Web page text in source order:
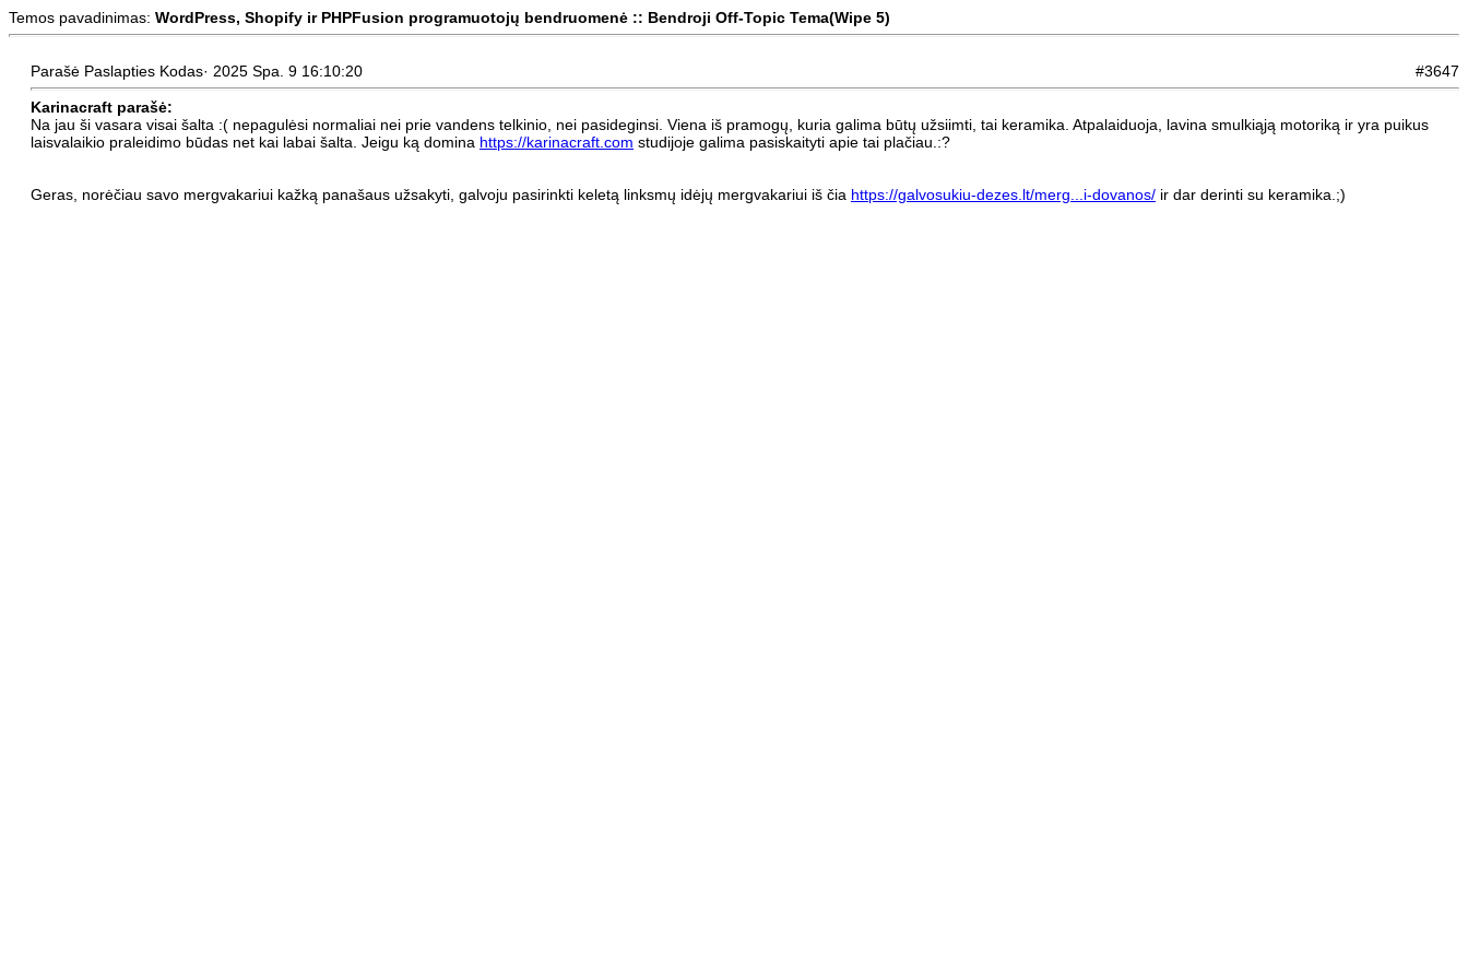
Temos pavadinimas: WordPress, Shopify ir PHPFusion programuotojų bendruomenė :: Bendroji Off-Topic Tema(Wipe 5)
Parašė Paslapties Kodas· 2025 Spa. 9 16:10:20 #3647
Karinacraft parašė:
Na jau ši vasara visai šalta :( nepagulėsi normaliai nei prie vandens telkinio, nei pasideginsi. Viena iš pramogų, kuria galima būtų užsiimti, tai keramika. Atpalaiduoja, lavina smulkiąją motoriką ir yra puikus
laisvalaikio praleidimo būdas net kai labai šalta. Jeigu ką domina https://karinacraft.com studijoje galima pasiskaityti apie tai plačiau.:?
Geras, norėčiau savo mergvakariui kažką panašaus užsakyti, galvoju pasirinkti keletą linksmų idėjų mergvakariui iš čia https://galvosukiu-dezes.lt/merg...i-dovanos/ ir dar derinti su keramika.;)